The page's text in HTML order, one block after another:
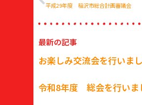
平成29年度 稲沢市総合計画審議会
最新の記事
お楽しみ交流会を行いまし
令和8年度 総会を行いま